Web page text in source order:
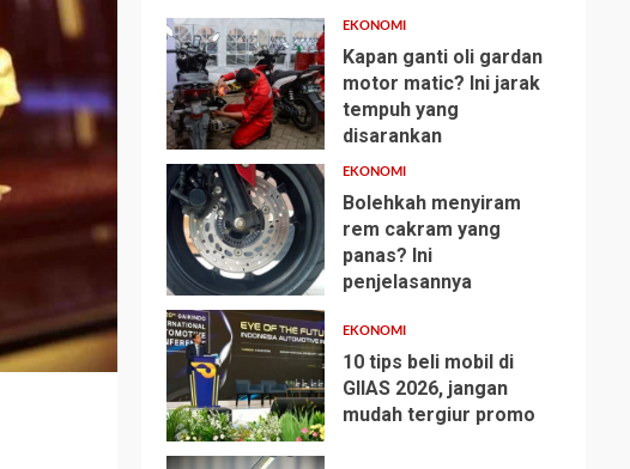
1
EKONOMI
Kapan ganti oli gardan
motor matic? Ini jarak
tempuh yang
disarankan
2
EKONOMI
Bolehkah menyiram
rem cakram yang
panas? Ini
penjelasannya
3
EKONOMI
10 tips beli mobil di
GIIAS 2026, jangan
mudah tergiur promo